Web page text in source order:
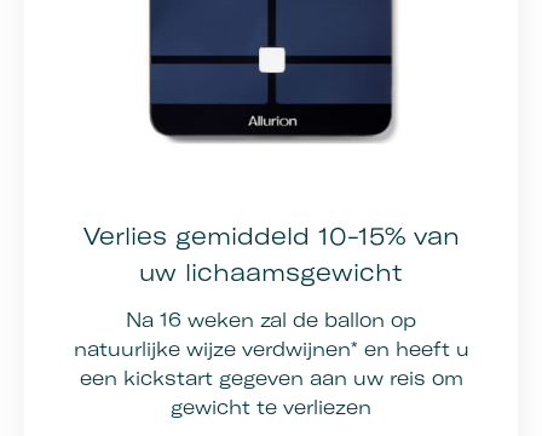
Verlies gemiddeld 10-15% van
uw lichaamsgewicht
Na 16 weken zal de ballon op
natuurlijke wijze verdwijnen* en heeft u
een kickstart gegeven aan uw reis om
gewicht te verliezen